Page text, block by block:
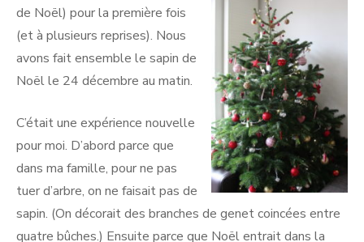
de Noël) pour la première fois
(et à plusieurs reprises). Nous
avons fait ensemble le sapin de
Noël le 24 décembre au matin.
C’était une expérience nouvelle
pour moi. D’abord parce que
dans ma famille, pour ne pas
tuer d’arbre, on ne faisait pas de
sapin. (On décorait des branches de genet coincées entre
quatre bûches.) Ensuite parce que Noël entrait dans la